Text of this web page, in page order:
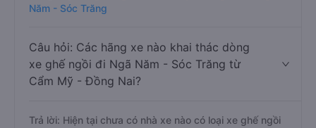
Năm - Sóc Trăng
Câu hỏi: Các hãng xe nào khai thác dòng
xe ghế ngồi đi Ngã Năm - Sóc Trăng từ
Cẩm Mỹ - Đồng Nai?
Trả lời: Hiện tại chưa có nhà xe nào có loại xe ghế ngồi